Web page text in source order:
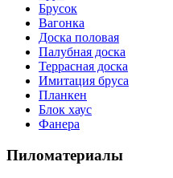
Брусок
Вагонка
Доска половая
Палубная доска
Террасная доска
Имитация бруса
Планкен
Блок хаус
Фанера
Пиломатериалы